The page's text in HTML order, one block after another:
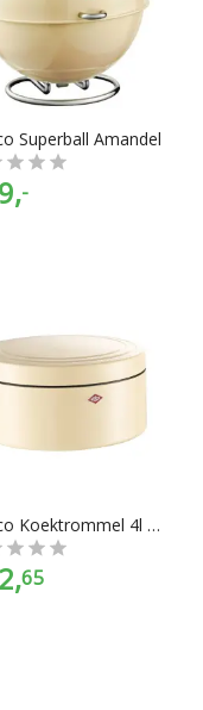
vind je makkelijk
Superball Amandel
-
Wesco Koektrommel 4l Amandel
65